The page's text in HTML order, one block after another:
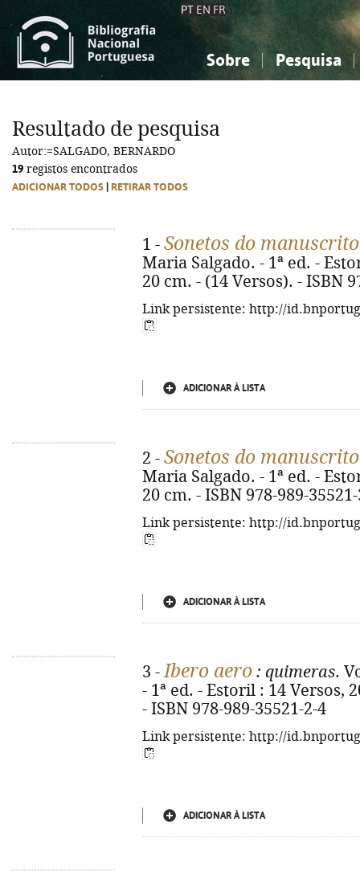
PT EN FR
Sobre Pesquisa
Ciências sociais...
Ciências sociais...
Resultado de pesquisa
Autor:=SALGADO, BERNARDO
19 registos encontrados
ADICIONAR TODOS RETIRAR TODOS
1 - Sonetos do
Maria Salgado. - 1ª ed. -
20 cm. - (14 Versos). - ISBN
Link persistente: http://
ADICIONAR À LISTA
2 - Sonetos do
Maria Salgado. - 1ª ed. -
20 cm. - ISBN 978-989-
Link persistente: http://
ADICIONAR À LISTA
3 -Ibero aero : quimeras.
- 1ª ed. - Estoril : 14 Versos,
- ISBN 978-989-35521-2-4
Link persistente: http://
ADICIONAR À LISTA